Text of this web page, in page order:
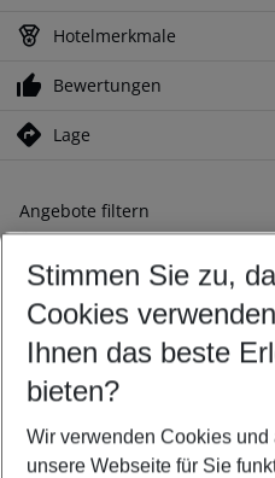
Hotelmerkmale
Bewertungen
Lage
Angebote filtern
Ändern Sie Ihre Kriterien nach
Abflughafen wählen
Beliebiger Abflughafen
Reisezeitraum wählen
08.08.26– 06.08.27 5-
2 Erwachsene Keine
Stimmen Sie zu,
Cookies
Ihnen das beste
bieten?
Wir verwenden Cookies
unsere Webseite für Sie